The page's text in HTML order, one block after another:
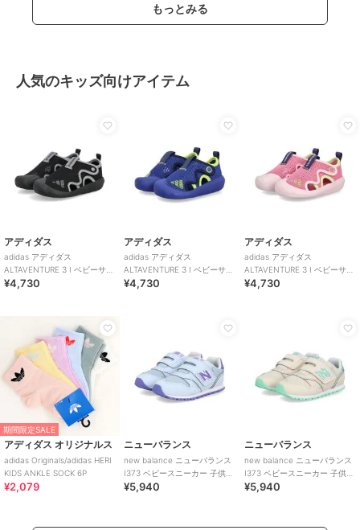
もっとみる
人気のキッズ向けアイテム
アディダス
adidas アディダス
ALTAVENTURE 3 I ベビーサン
ダル キッズサマーシューズ
¥4,730
アディダス
adidas アディダス
ALTAVENTURE 3 I ベビーサン
ダル キッズサマーシューズ
¥4,730
アディダス
adidas アディダス
ALTAVENTURE 3 I ベビーサン
ダル キッズサマーシューズ
¥4,730
期間限定SALE
アディダス オリジナルス
adidas Originals/adidas HERI
KIDS ANKLE SOCK 6P
¥2,079
ニューバランス
new balance ニューバランス
I373 ベビースニーカー 子供靴
ワンベルト
¥5,940
ニューバランス
new balance ニューバランス
I373 ベビースニーカー 子供靴
ワンベルト
¥5,940